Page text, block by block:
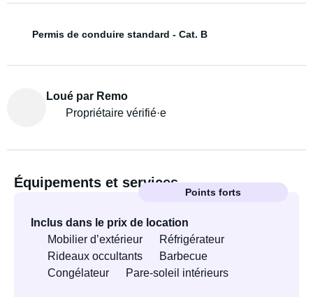
Permis de conduire standard - Cat. B
Loué par Remo
Propriétaire vérifié·e
Équipements et services
Points forts
Inclus dans le prix de location
Mobilier d’extérieur
Réfrigérateur
Rideaux occultants
Barbecue
Congélateur
Pare-soleil intérieurs